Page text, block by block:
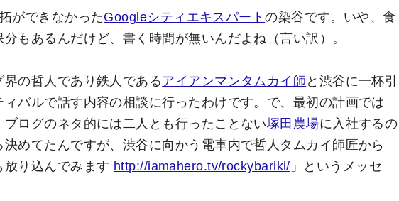
ができなかったGoogleシティエキスパートの染谷です。いや、食
もあるんだけど、書く時間が無いんだよね（言い訳）。
の哲人であり鉄人であるアイアンマンタムカイ師 と渋谷に一杯引
バルで話す内容の相談に行ったわけです。で、最初の計画では
ブログのネタ的には二人とも行ったことない塚田農場に入社するの
めてたんですが、渋谷に向かう電車内で哲人タムカイ師匠から
放り込んでみます http://iamahero.tv/rockybariki/ 」というメッセ